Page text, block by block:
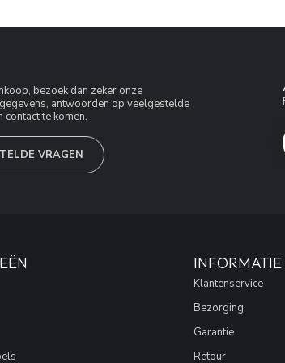
bezoek dan zeker onze
antwoorden op veelgestelde
te komen.
VRAGEN
INFORMATIE
Klantenservice
Bezorging
Garantie
Retour